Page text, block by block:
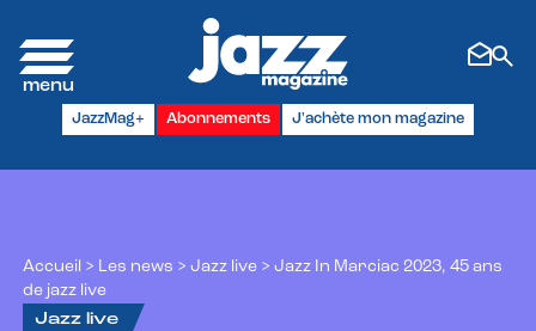
JazzMag+ Abonnements J'achète mon magazine
Accueil > Les news > Jazz live > Jazz In Marciac 2023, 45 ans
de jazz live
Jazz live